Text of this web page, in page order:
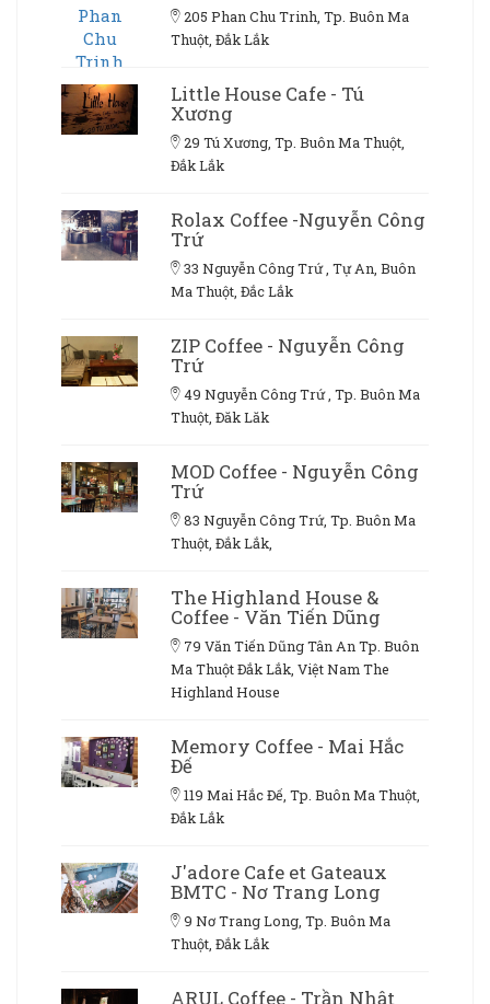
205 Phan Chu Trinh, Tp. Buôn Ma
Thuột, Đắk Lắk
Little House Cafe - Tú
Xương
29 Tú Xương, Tp. Buôn Ma Thuột,
Đắk Lắk
Rolax Coffee -Nguyễn Công
Trứ
33 Nguyễn Công Trứ , Tự An, Buôn
Ma Thuột, Đắc Lắk
ZIP Coffee - Nguyễn Công
Trứ
49 Nguyễn Công Trứ , Tp. Buôn Ma
Thuột, Đăk Lăk
MOD Coffee - Nguyễn Công
Trứ
83 Nguyễn Công Trứ, Tp. Buôn Ma
Thuột, Đắk Lắk,
The Highland House &
Coffee - Văn Tiến Dũng
79 Văn Tiến Dũng Tân An Tp. Buôn
Ma Thuột Đắk Lắk, Việt Nam The
Highland House
Memory Coffee - Mai Hắc
Đế
119 Mai Hắc Đế, Tp. Buôn Ma Thuột,
Đắk Lắk
J'adore Cafe et Gateaux
BMTC - Nơ Trang Long
9 Nơ Trang Long, Tp. Buôn Ma
Thuột, Đắk Lắk
ARUL Coffee - Trần Nhật